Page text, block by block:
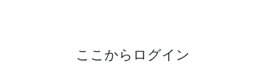
ここからログイン